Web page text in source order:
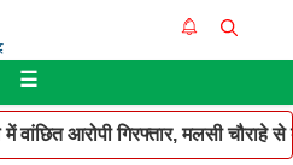
☰
वांछित आरोपी गिरफ्तार, मलसी चौराहे